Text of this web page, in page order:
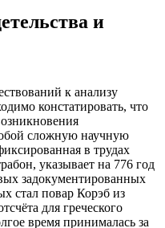
и
к анализу
констатировать, что
сложную научную
в трудах
указывает на 776 год
задокументированных
стал повар Корэб из
для греческого
время принималась за